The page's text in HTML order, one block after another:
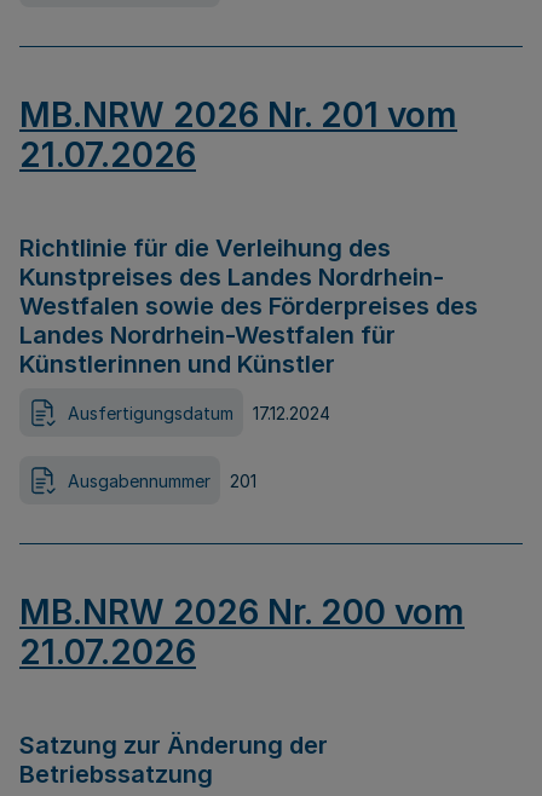
MB.NRW 2026 Nr. 201 vom
21.07.2026
Richtlinie für die Verleihung des
Kunstpreises des Landes Nordrhein-
Westfalen sowie des Förderpreises des
Landes Nordrhein-Westfalen für
Künstlerinnen und Künstler
Ausfertigungsdatum 17.12.2024
Ausgabennummer 201
MB.NRW 2026 Nr. 200 vom
21.07.2026
Satzung zur Änderung der
Betriebssatzung